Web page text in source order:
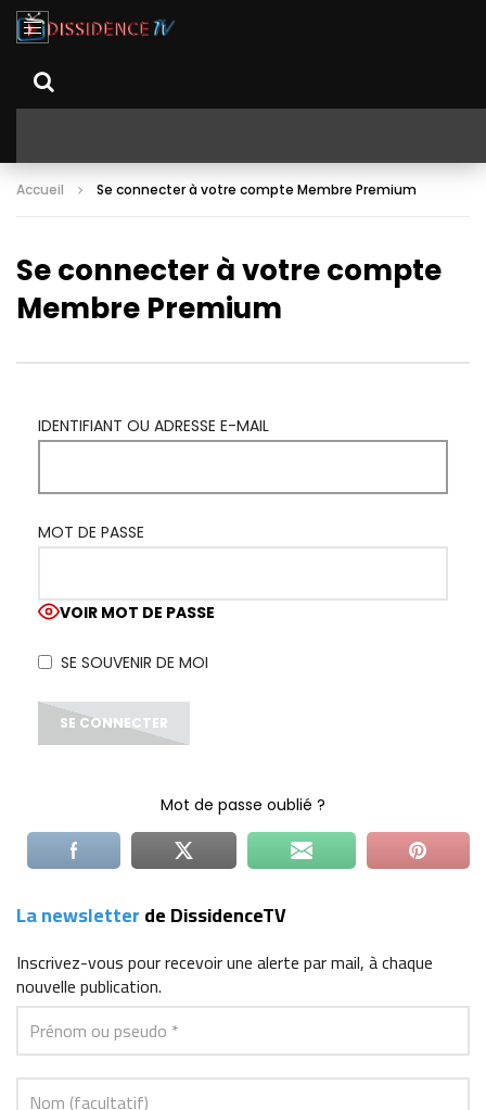
Accueil Se connecter à votre compte Membre Premium
Se connecter à votre compte
Membre Premium
IDENTIFIANT OU ADRESSE E-MAIL
MOT DE PASSE
VOIR MOT DE PASSE
SE SOUVENIR DE MOI
Mot de passe oublié ?
La newsletterde DissidenceTV
Inscrivez-vouspour recevoir une alerte par mail, à chaque
nouvelle publication.